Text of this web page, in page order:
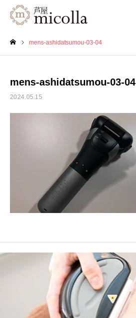
mens-ashidatsumou-03-04
mens-ashidatsumou-03-04
2024.05.15